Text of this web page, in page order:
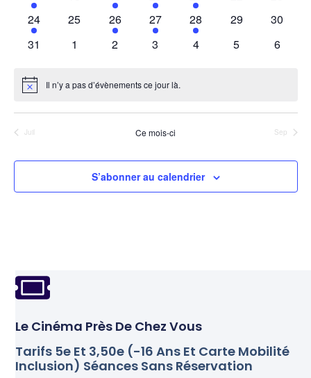
évènementsévènementsévènementsévènementévènement
2
évènements
24
0
évènements
25
2
évènements
26
1
évènement
27
2
évènements
28
0
29
0
30
0
31
0
1
0
2
0
3
0
4
0
5
0
6
Notice Il n’y a pas d’évènements ce jour là.
Juil Ce mois-ci Sep
S’abonner au calendrier
Le Cinéma Près De Chez Vous
Tarifs 5e Et 3,50e (-16 Ans Et Carte Mobilité
Inclusion) Séances Sans Réservation